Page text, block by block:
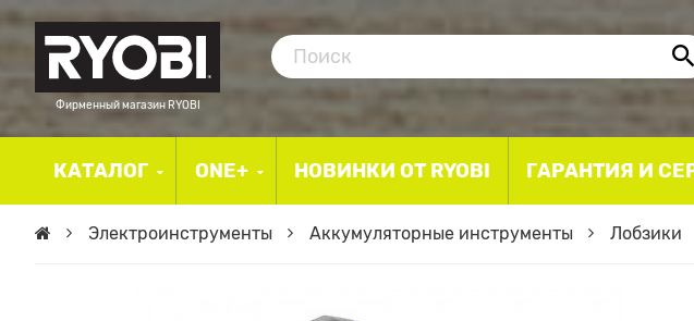
Фирменный магазин RYOBI
КАТАЛОГ ONE+ НОВИНКИ ОТ RYOBI ГАРАНТИЯ И
Электроинструменты Аккумуляторные инструменты Лобзики